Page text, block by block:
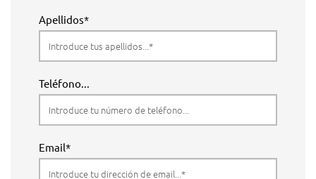
Apellidos*
Teléfono...
Email*